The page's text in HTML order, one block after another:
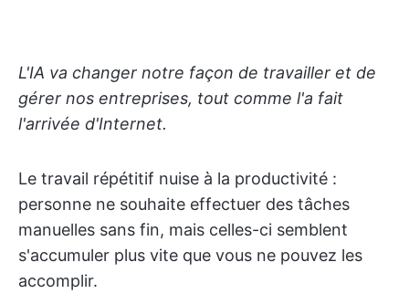
L'IA va changer notre façon de travailler et de
gérer nos entreprises, tout comme l'a fait
l'arrivée d'Internet.
Le travail répétitif nuise à la productivité :
personne ne souhaite effectuer des tâches
manuelles sans fin, mais celles-ci semblent
s'accumuler plus vite que vous ne pouvez les
accomplir.